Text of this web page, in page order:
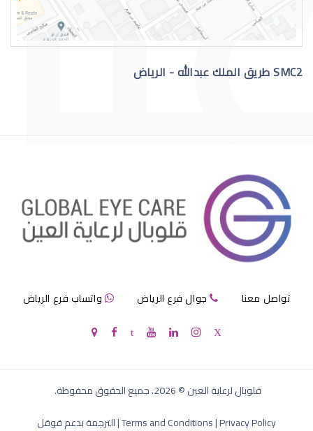
مرض الماء الازرق بالعين
SMC2 طريق الملك عبدالله - الرياض
تواصل معنا جوال فرع الرياض واتساب فرع الرياض
قلوبال لرعاية العين©
2026. جميع الحقوق محفوظة.
Terms and Conditions|Privacy Policy
|الترجمة بدعم قوقل